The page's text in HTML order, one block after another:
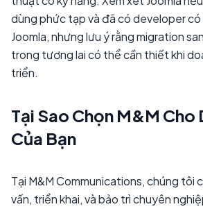
dùng phức tạp và đã có developer có
Joomla, nhưng lưu ý rằng migration
trong tương lai có thể cần thiết khi
triển.
Tại Sao Chọn M&M Cho
Của Bạn
Tại M&M Communications, chúng tôi
vấn, triển khai, và bảo trì chuyên